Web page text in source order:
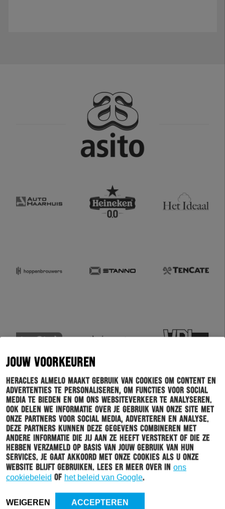
JOUW VOORKEUREN
Heracles Almelo maakt gebruik van cookies om content en
advertenties te personaliseren, om functies voor social
media te bieden en om ons websiteverkeer te analyseren.
Ook delen we informatie over je gebruik van onze site met
onze partners voor social media, adverteren en analyse.
Deze partners kunnen deze gegevens combineren met
andere informatie die jij aan ze heeft verstrekt of die ze
hebben verzameld op basis van jouw gebruik van hun
services. Je gaat akkoord met onze cookies als u onze
website blijft gebruiken. Lees er meer over in ons
cookiebeleid of het beleid van Google.
WEIGEREN ACCEPTEREN
Schrijf je in voor onze nieuwsbrief